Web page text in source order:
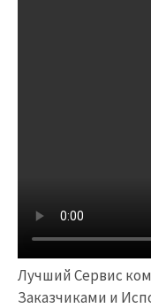
Лучший Сервис
Заказчиками и